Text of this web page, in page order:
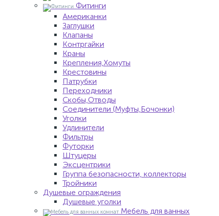
Фитинги
Американки
Заглушки
Клапаны
Контргайки
Краны
Крепления,Хомуты
Крестовины
Патрубки
Переходники
Скобы,Отводы
Соединители (Муфты,Бочонки)
Уголки
Удлинители
Фильтры
Футорки
Штуцеры
Эксцентрики
Группа безопасности, коллекторы
Тройники
Душевые ограждения
Душевые уголки
Мебель для ванных